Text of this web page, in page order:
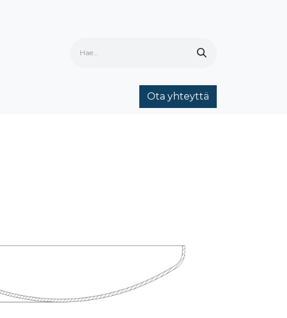
YhteystiedotOta yhteyttä